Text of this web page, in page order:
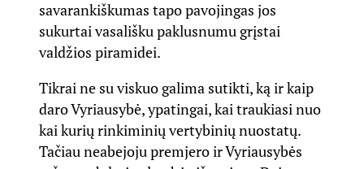
savarankiškumas tapo pavojingas jos
sukurtai vasališku paklusnumu grįstai
valdžios piramidei.
Tikrai ne su viskuo galima sutikti, ką ir kaip
daro Vyriausybė, ypatingai, kai traukiasi nuo
kai kurių rinkiminių vertybinių nuostatų.
Tačiau neabejoju premjero ir Vyriausybės